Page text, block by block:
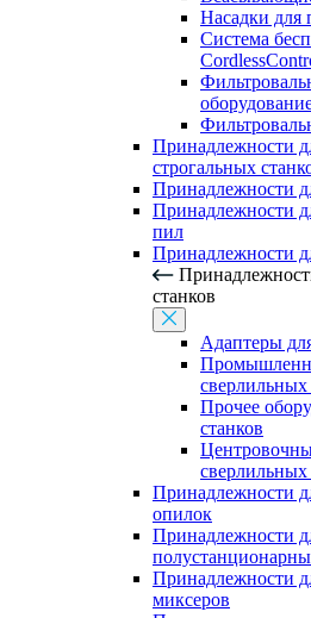
Насадки для
Система
Принадлежности
строгальных
Принадлежности
Принадлежности
пил
Принадлежности
станков
Адаптеры
сверлильных
Прочее
станков
сверлильных
Принадлежности
опилок
Принадлежности
Принадлежности
миксеров